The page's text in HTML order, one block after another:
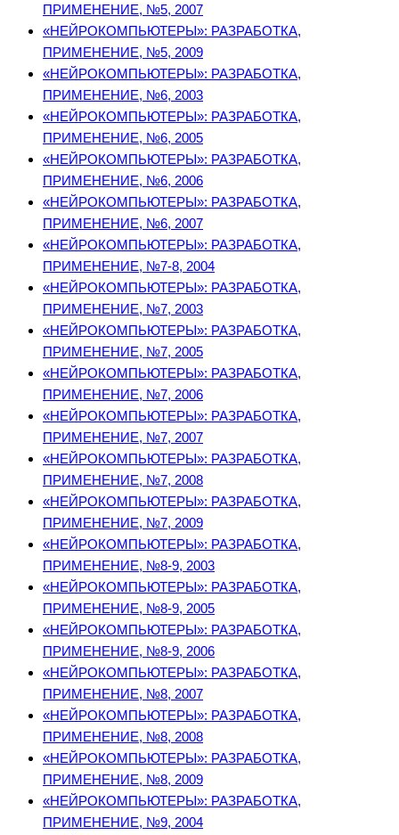
ПРИМЕНЕНИЕ, №5, 2007
«НЕЙРОКОМПЬЮТЕРЫ»: РАЗРАБОТКА,
ПРИМЕНЕНИЕ, №5, 2009
«НЕЙРОКОМПЬЮТЕРЫ»: РАЗРАБОТКА,
ПРИМЕНЕНИЕ, №6, 2003
«НЕЙРОКОМПЬЮТЕРЫ»: РАЗРАБОТКА,
ПРИМЕНЕНИЕ, №6, 2005
«НЕЙРОКОМПЬЮТЕРЫ»: РАЗРАБОТКА,
ПРИМЕНЕНИЕ, №6, 2006
«НЕЙРОКОМПЬЮТЕРЫ»: РАЗРАБОТКА,
ПРИМЕНЕНИЕ, №6, 2007
«НЕЙРОКОМПЬЮТЕРЫ»: РАЗРАБОТКА,
ПРИМЕНЕНИЕ, №7-8, 2004
«НЕЙРОКОМПЬЮТЕРЫ»: РАЗРАБОТКА,
ПРИМЕНЕНИЕ, №7, 2003
«НЕЙРОКОМПЬЮТЕРЫ»: РАЗРАБОТКА,
ПРИМЕНЕНИЕ, №7, 2005
«НЕЙРОКОМПЬЮТЕРЫ»: РАЗРАБОТКА,
ПРИМЕНЕНИЕ, №7, 2006
«НЕЙРОКОМПЬЮТЕРЫ»: РАЗРАБОТКА,
ПРИМЕНЕНИЕ, №7, 2007
«НЕЙРОКОМПЬЮТЕРЫ»: РАЗРАБОТКА,
ПРИМЕНЕНИЕ, №7, 2008
«НЕЙРОКОМПЬЮТЕРЫ»: РАЗРАБОТКА,
ПРИМЕНЕНИЕ, №7, 2009
«НЕЙРОКОМПЬЮТЕРЫ»: РАЗРАБОТКА,
ПРИМЕНЕНИЕ, №8-9, 2003
«НЕЙРОКОМПЬЮТЕРЫ»: РАЗРАБОТКА,
ПРИМЕНЕНИЕ, №8-9, 2005
«НЕЙРОКОМПЬЮТЕРЫ»: РАЗРАБОТКА,
ПРИМЕНЕНИЕ, №8-9, 2006
«НЕЙРОКОМПЬЮТЕРЫ»: РАЗРАБОТКА,
ПРИМЕНЕНИЕ, №8, 2007
«НЕЙРОКОМПЬЮТЕРЫ»: РАЗРАБОТКА,
ПРИМЕНЕНИЕ, №8, 2008
«НЕЙРОКОМПЬЮТЕРЫ»: РАЗРАБОТКА,
ПРИМЕНЕНИЕ, №8, 2009
«НЕЙРОКОМПЬЮТЕРЫ»: РАЗРАБОТКА,
ПРИМЕНЕНИЕ, №9, 2004